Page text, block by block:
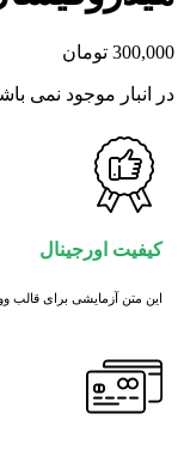
300,000 تومان
در انبار موجود نمی
کیفیت اورجینال
این متن آزمایشی برای قالب